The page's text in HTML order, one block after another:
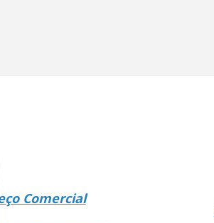
Comercial